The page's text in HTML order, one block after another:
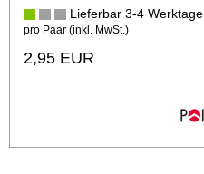
Lieferbar 3-4 Werktage
pro Paar (inkl. MwSt.)
2,95 EUR